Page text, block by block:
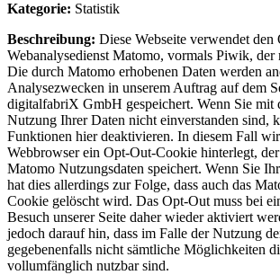
Kategorie: Statistik
Beschreibung: Diese Webseite verwendet den
Webanalysedienst Matomo, vormals Piwik, der
Die durch Matomo erhobenen Daten werden
Analysezwecken in unserem Auftrag auf dem
digitalfabriX GmbH gespeichert. Wenn Sie mit
Nutzung Ihrer Daten nicht einverstanden sind,
Funktionen hier deaktivieren. In diesem Fall
Webbrowser ein Opt-Out-Cookie hinterlegt,
Matomo Nutzungsdaten speichert. Wenn Sie
hat dies allerdings zur Folge, dass auch das
Cookie gelöscht wird. Das Opt-Out muss bei
Besuch unserer Seite daher wieder aktiviert
jedoch darauf hin, dass im Falle der Nutzung
gegebenenfalls nicht sämtliche Möglichkeiten
vollumfänglich nutzbar sind.